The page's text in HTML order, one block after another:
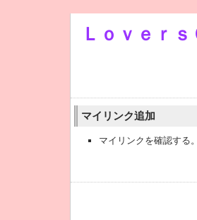
Ｌｏｖｅｒ
マイリンク追加
マイリンクを確認する。